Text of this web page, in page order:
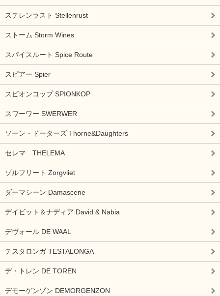
ステレンラスト Stellenrust
ストーム Storm Wines
スパイスルート Spice Route
スピアー Spier
スピオンコップ SPIONKOP
スワーワー SWERWER
ソーン・ドーターズ Thorne&Daughters
セレマ THELEMA
ゾルフリート Zorgvliet
ダーマシーン Damascene
デイビット＆ナディア David & Nabia
デヴォール DE WAAL
テスタロンガ TESTALONGA
デ・トレン DE TOREN
デモーゲンゾン DEMORGENZON